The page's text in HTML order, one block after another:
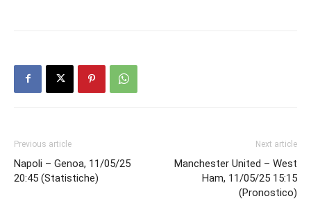
Previous article
Napoli – Genoa, 11/05/25
20:45 (Statistiche)
Next article
Manchester United – West
Ham, 11/05/25 15:15
(Pronostico)